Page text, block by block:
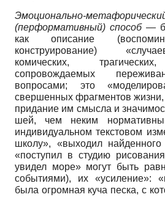
Эмоционально-
(перформативный) способ—
как описание
конструирование)
комических,
сопровождаемых
вопросами; это
свершенных фрагментов
придание им смысла и
шей, чем неким
индивидуальном текстовом
школу», «выходил
«поступил в студию
увидел море» могут быть
событиями), их «усиление»:
была огромная куча песка, с